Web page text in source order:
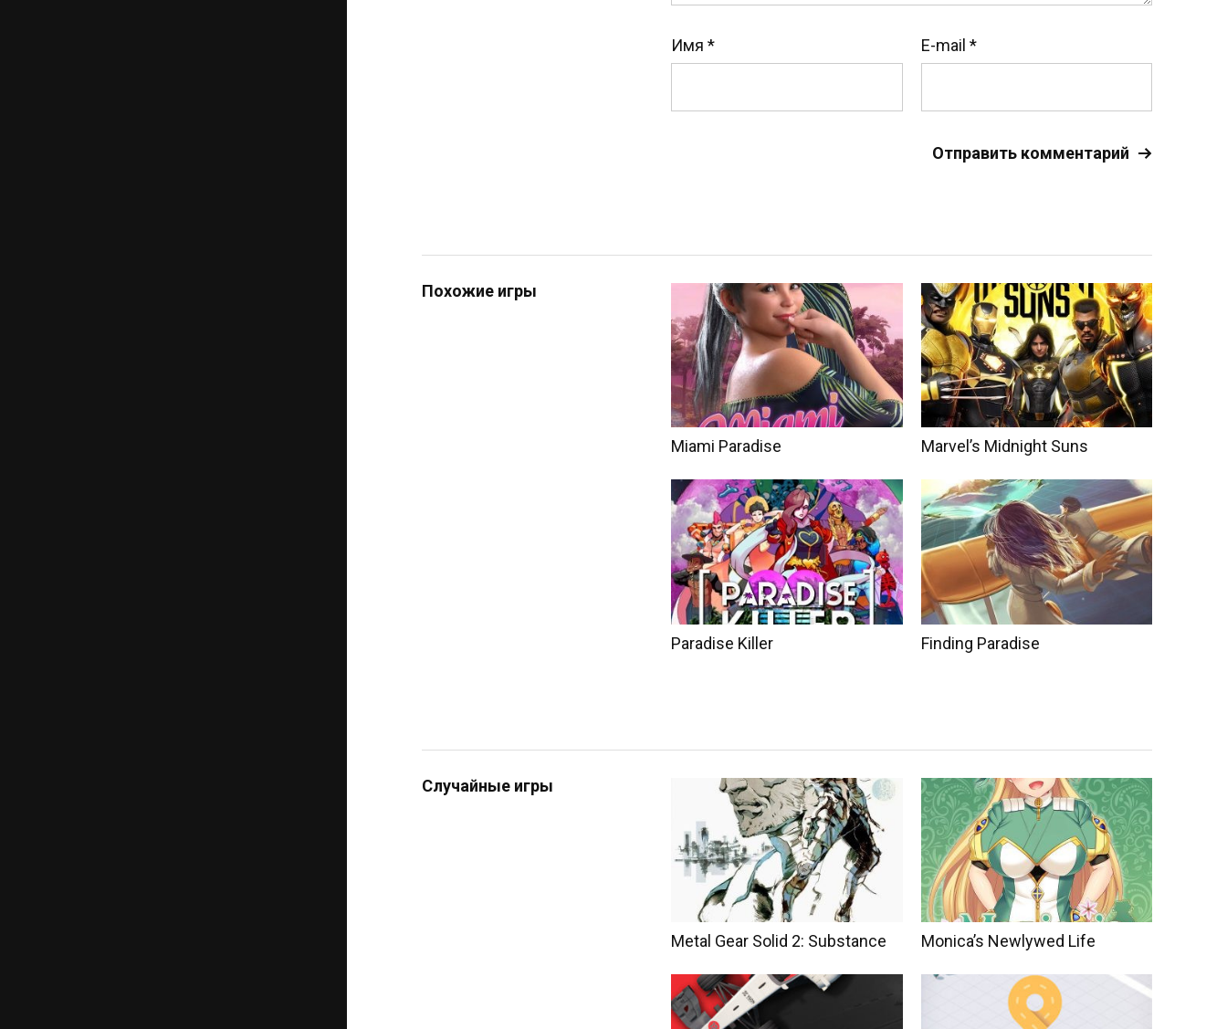
Имя * E-mail *
Похожие игры
Miami Paradise Marvel’s Midnight Suns
Paradise Killer Finding Paradise
Случайные игры
Metal Gear Solid 2: Substance Monica’s Newlywed Life